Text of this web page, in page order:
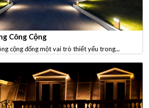
Công Cộng
cộng đống một vai trò thiết yếu trong...